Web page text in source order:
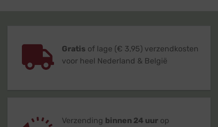
Gratis of lage (€ 3,95) verzendkosten
voor heel Nederland & België
Verzending binnen 24 uur op